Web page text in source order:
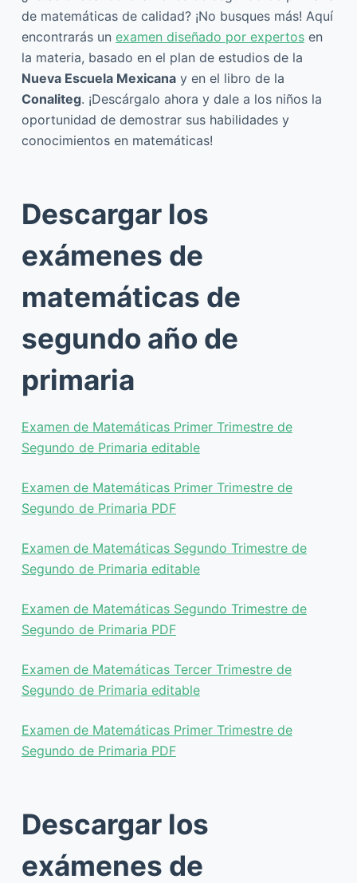
de matemáticas de calidad? ¡No busques más! Aquí
encontrarás un examen diseñado por expertosen
la materia, basado en el plan de estudios de la
Nueva Escuela Mexicanay en el libro de la
Conaliteg. ¡Descárgalo ahora y dale a los niños la
oportunidad de demostrar sus habilidades y
conocimientos en matemáticas!
Descargar los
exámenes de
matemáticas de
segundo año de
primaria
Examen de Matemáticas Primer Trimestre de
Segundo de Primaria editable
Examen de Matemáticas Primer Trimestre de
Segundo de Primaria PDF
Examen de Matemáticas Segundo Trimestre de
Segundo de Primaria editable
Examen de Matemáticas Segundo Trimestre de
Segundo de Primaria PDF
Examen de Matemáticas Tercer Trimestre de
Segundo de Primaria editable
Examen de Matemáticas Primer Trimestre de
Segundo de Primaria PDF
Descargar los
exámenes de